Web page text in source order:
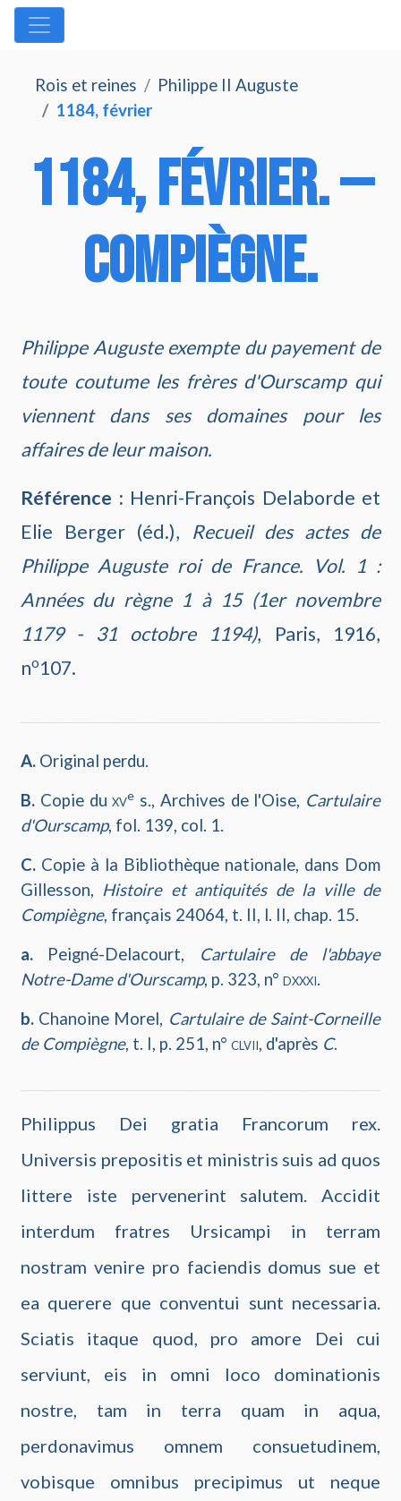
Rois et reines
Philippe II Auguste
1184, février
1184, février. —
Compiègne.
Philippe Auguste exempte du payement de
toute coutume les frères d'Ourscamp qui
viennent dans ses domaines pour les
affaires de leur maison.
Référence : Henri-François Delaborde et
Elie Berger (éd.), Recueil des actes de
Philippe Auguste roi de France. Vol. 1 :
Années du règne 1 à 15 (1er novembre
1179 - 31 octobre 1194), Paris, 1916,
no107.
A. Original perdu.
B. Copie duxve s., Archives de l'Oise, Cartulaire
d'Ourscamp, fol. 139, col. 1.
C. Copie à la Bibliothèque nationale, dans Dom
Gillesson, Histoire et antiquités de la ville de
Compiègne, français 24064, t. II, l. II, chap. 15.
a. Peigné-Delacourt,
Cartulaire de l'abbaye
Notre-Dame d'Ourscamp, p. 323, n° dxxxi.
b. Chanoine Morel, Cartulaire de Saint-Corneille
de Compiègne, t. I, p. 251, n° clvii, d'après C.
Philippus Dei gratia Francorum rex.
Universis prepositis et ministris suis ad quos
littere iste pervenerint salutem. Accidit
interdum fratres Ursicampi in terram
nostram venire pro faciendis domus sue et
ea querere que conventui sunt necessaria.
Sciatis itaque quod, pro amore Dei cui
serviunt, eis in omni loco dominationis
nostre, tam in terra quam in aqua,
perdonavimus omnem consuetudinem,
vobisque omnibus precipimus ut neque